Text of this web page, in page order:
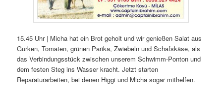
15.45 Uhr | Micha hat ein Brot geholt und wir genießen Salat aus
Gurken, Tomaten, grünen Parika, Zwiebeln und Schafskäse, als
das Verbindungsstück zwischen unserem Schwimm-Ponton und
dem festen Steg ins Wasser kracht. Jetzt starten
Reparaturarbeiten, bei denen Higgi und Micha sogar mithelfen.